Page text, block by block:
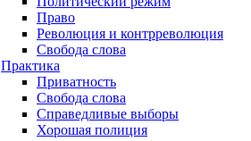
Право
Революция и контрреволюция
Свобода слова
Практика
Приватность
Свобода слова
Справедливые выборы
Хорошая полиция